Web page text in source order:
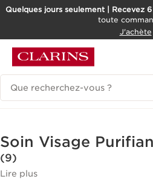
ALLER AU CONTENU
Quelques jours seulement | Recevez
toute
J'achète
Historique des recherches
Soin Visage
(9)
Lire plus